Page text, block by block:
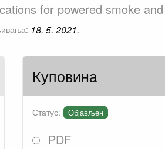
for powered smoke
18. 5. 2021.
Куповина
Статус: Објављен
PDF